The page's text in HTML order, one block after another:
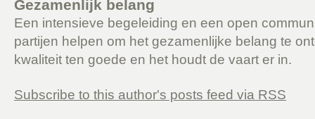
Gezamenlijk belang
Een intensieve begeleiding en een open
partijen helpen om het gezamenlijke belang te
kwaliteit ten goede en het houdt de vaart er in.
Subscribe to this author's posts feed via RSS